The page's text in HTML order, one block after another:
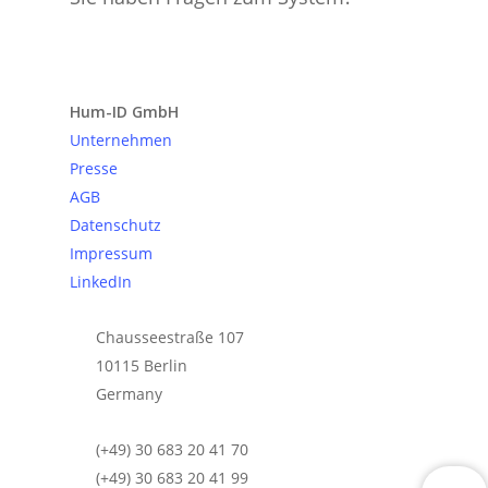
Hum-ID GmbH
Unternehmen
Presse
AGB
Datenschutz
Impressum
LinkedIn
Chausseestraße 107
10115 Berlin
Germany
(+49) 30 683 20 41 70
(+49) 30 683 20 41 99